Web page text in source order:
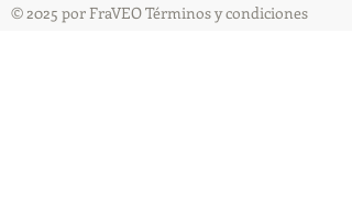
© 2025 por FraVEO Términos y condiciones